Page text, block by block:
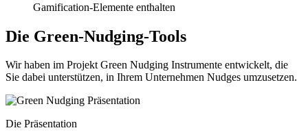
Gamification-Elemente enthalten
Die Green-Nudging-Tools
Wir haben im Projekt Green Nudging Instrumente entwickelt, die
Sie dabei unterstützen, in Ihrem Unternehmen Nudges umzusetzen.
Die Präsentation